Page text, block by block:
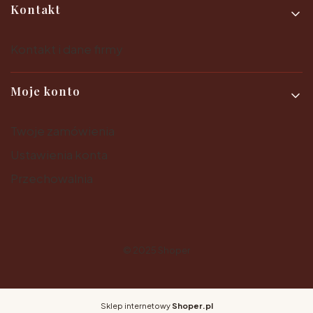
Kontakt
Moje konto
Sklep internetowy Shoper.pl